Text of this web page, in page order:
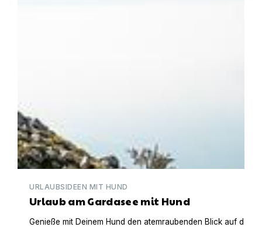
URLAUBSIDEEN MIT HUND
Urlaub am Gardasee mit Hund
Genieße mit Deinem Hund den atemraubenden Blick auf den